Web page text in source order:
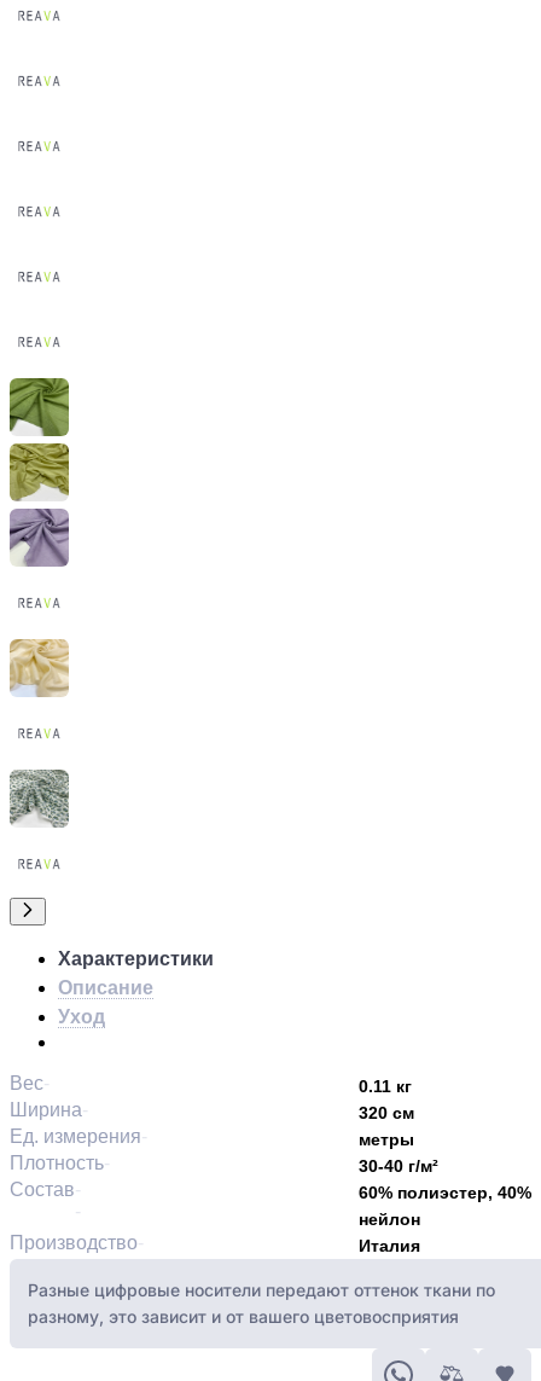
Характеристики
Описание
Уход
Вес 0.11 кг
Ширина 320 см
Ед. измерения метры
Плотность 30-40 г/м²
Состав
60% полиэстер, 40%
нейлон
Производство Италия
Разные цифровые носители передают оттенок ткани по
разному, это зависит и от вашего цветовосприятия